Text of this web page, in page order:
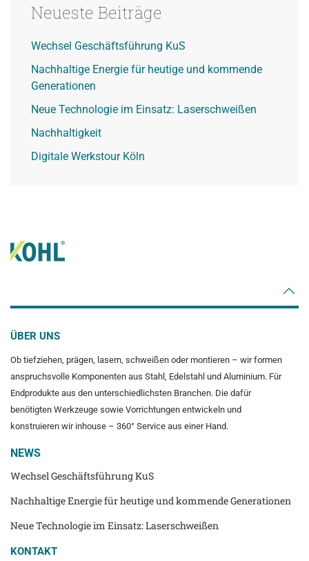
Neueste Beiträge
Wechsel Geschäftsführung KuS
Nachhaltige Energie für heutige und kommende
Generationen
Neue Technologie im Einsatz: Laserschweißen
Nachhaltigkeit
Digitale Werkstour Köln
ÜBER UNS
Ob tiefziehen, prägen, lasern, schweißen oder montieren – wir formen
anspruchsvolle Komponenten aus Stahl, Edelstahl und Aluminium. Für
Endprodukte aus den unterschiedlichsten Branchen. Die dafür
benötigten Werkzeuge sowie Vorrichtungen entwickeln und
konstruieren wir inhouse – 360° Service aus einer Hand.
NEWS
Wechsel Geschäftsführung KuS
Nachhaltige Energie für heutige und kommende Generationen
Neue Technologie im Einsatz: Laserschweißen
KONTAKT